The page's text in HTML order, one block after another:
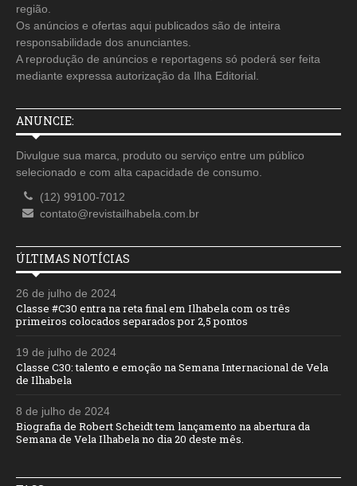
região.
Os anúncios e ofertas aqui publicados são de inteira
responsabilidade dos anunciantes.
A reprodução de anúncios e reportagens só poderá ser feita
mediante expressa autorização da Ilha Editorial.
ANUNCIE:
Divulgue sua marca, produto ou serviço entre um público
selecionado e com alta capacidade de consumo.
(12) 99100-7012
contato@revistailhabela.com.br
ÚLTIMAS NOTÍCIAS
26 de julho de 2024
Classe #C30 entra na reta final em Ilhabela com os três
primeiros colocados separados por 2,5 pontos
19 de julho de 2024
Classe C30: talento e emoção na Semana Internacional de Vela
de Ilhabela
8 de julho de 2024
Biografia de Robert Scheidt tem lançamento na abertura da
Semana de Vela Ilhabela no dia 20 deste mês.